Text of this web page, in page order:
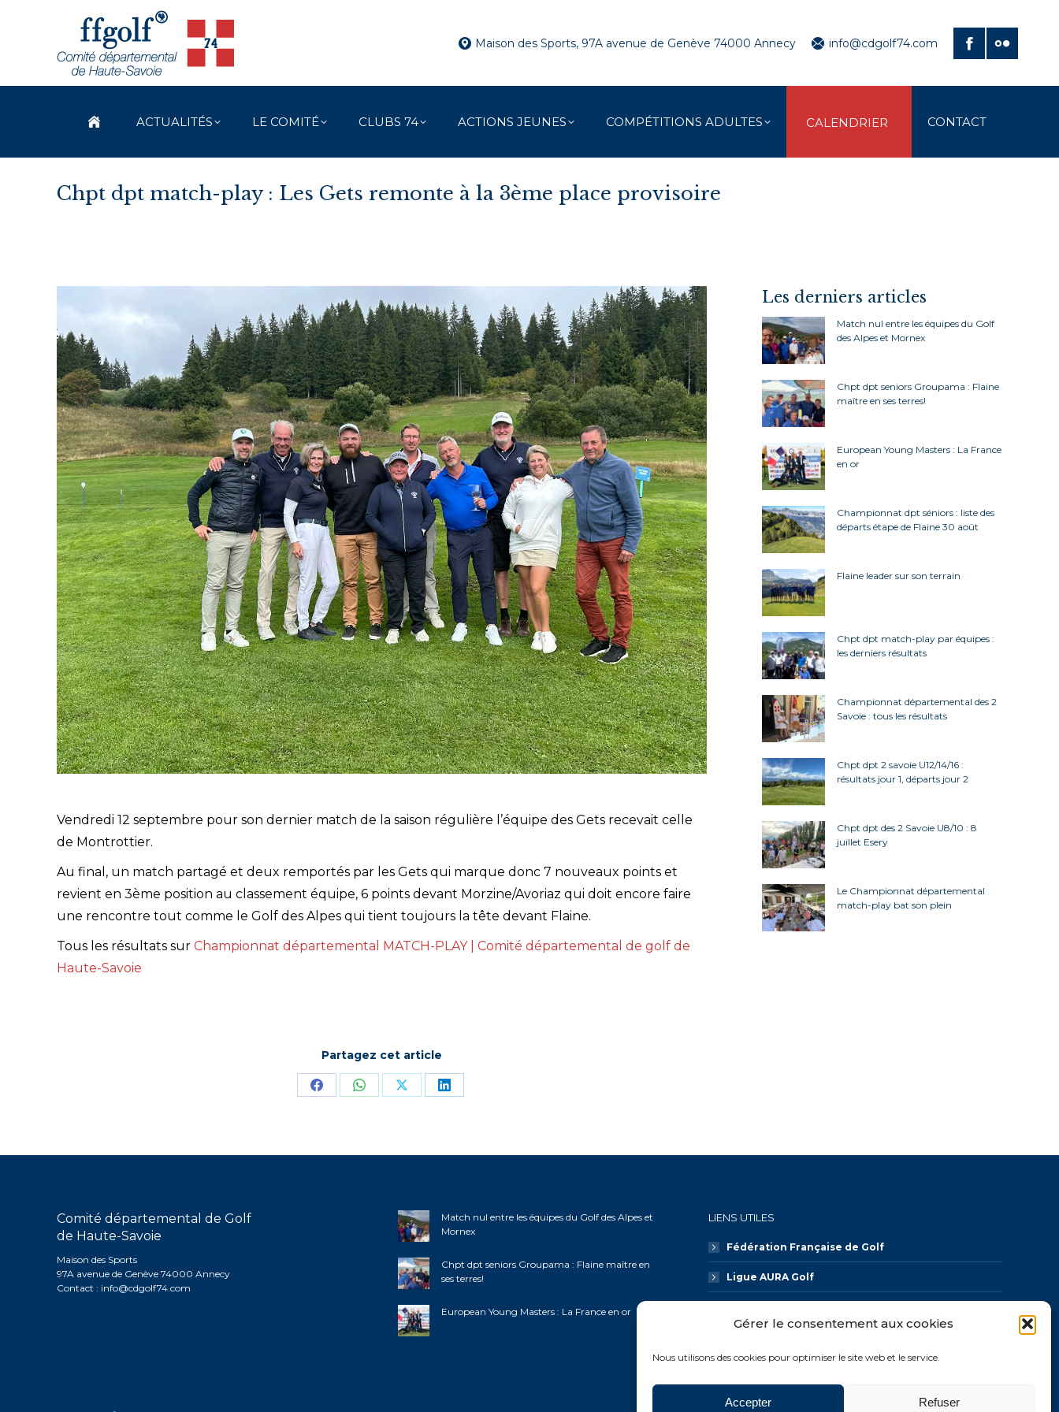
Gérer le consentement aux cookies
Nous utilisons des cookies pour optimiser le site web et le service.
Accepter Refuser
Maison des Sports, 97A avenue de Genève 74000 Annecy info@cdgolf74.com
ACTUALITÉS LE COMITÉ CLUBS 74 ACTIONS JEUNES COMPÉTITIONS ADULTES CALENDRIER CONTACT
Chpt dpt match-play : Les Gets remonte à la 3ème place provisoire
Vendredi 12 septembre pour son dernier match de la saison régulière l’équipe des Gets recevait celle
de Montrottier.
Au final, un match partagé et deux remportés par les Gets qui marque donc 7 nouveaux points et
revient en 3ème position au classement équipe, 6 points devant Morzine/Avoriaz qui doit encore faire
une rencontre tout comme le Golf des Alpes qui tient toujours la tête devant Flaine.
Tous les résultats sur Championnat départemental MATCH-PLAY | Comité départemental de golf de
Haute-Savoie
Partagez cet article
PartagerPartagerPartagerPartager
Les derniers articles
Match nul entre les équipes du Golf
des Alpes et Mornex
Chpt dpt seniors Groupama : Flaine
maître en ses terres!
European Young Masters : La France
en or
Championnat dpt séniors : liste des
départs étape de Flaine 30 août
Flaine leader sur son terrain
Chpt dpt match-play par équipes :
les derniers résultats
Championnat départemental des 2
Savoie : tous les résultats
Chpt dpt 2 savoie U12/14/16 :
résultats jour 1, départs jour 2
Chpt dpt des 2 Savoie U8/10 : 8
juillet Esery
Le Championnat départemental
match-play bat son plein
Comité départemental de Golf
de Haute-Savoie
Maison des Sports
97A avenue de Genève 74000 Annecy
Contact : info@cdgolf74.com
Match nul entre les équipes du Golf des Alpes et
Mornex
Chpt dpt seniors Groupama : Flaine maître en
ses terres!
European Young Masters : La France en or
LIENS UTILES
Fédération Française de Golf
Ligue AURA Golf